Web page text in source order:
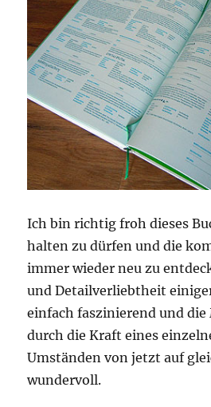
Ich bin richtig froh dieses
halten zu dürfen und die
immer wieder neu zu
und Detailverliebtheit
einfach faszinierend und die
durch die Kraft eines
Umständen von jetzt auf
wundervoll.